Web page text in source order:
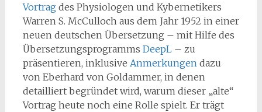
Vortrag des Physiologen und Kybernetikers
Warren S. McCulloch aus dem Jahr 1952 in einer
neuen deutschen Übersetzung – mit Hilfe des
Übersetzungsprogramms DeepL– zu
präsentieren, inklusive Anmerkungen dazu
von Eberhard von Goldammer, in denen
detailliert begründet wird, warum dieser „alte“
Vortrag heute noch eine Rolle spielt. Er trägt